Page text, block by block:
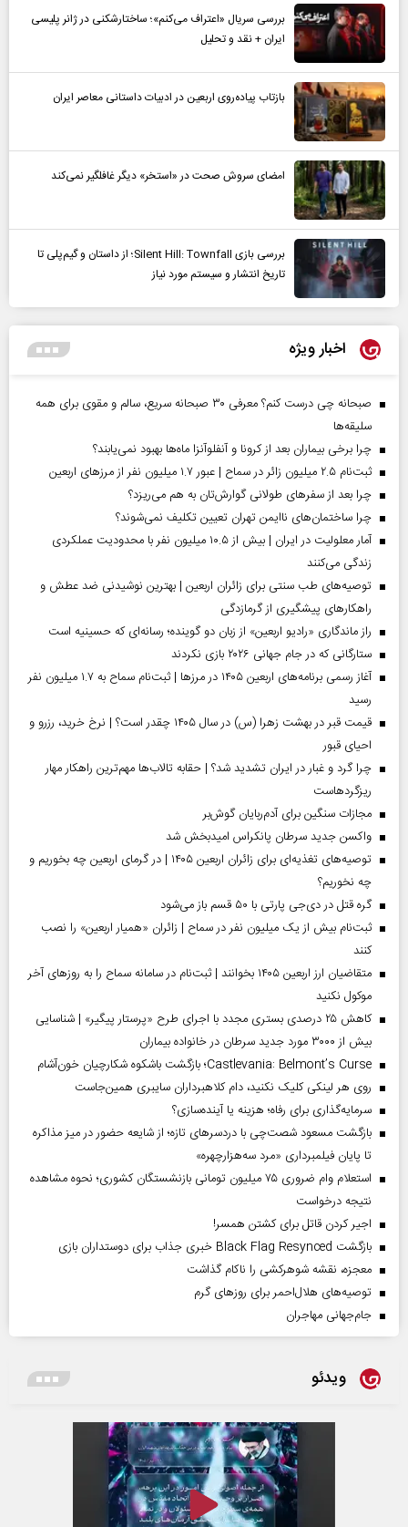
بررسی سریال «اعتراف می‌کنم»؛ ساختارشکنی در ژانر پلیسی
ایران + نقد و تحلیل
بازتاب پیاده‌روی اربعین در ادبیات داستانی معاصر ایران
امضای سروش صحت در «استخر» دیگر غافلگیر نمی‌کند
بررسی بازی Silent Hill: Townfall؛ از داستان و گیم‌پلی تا
تاریخ انتشار و سیستم مورد نیاز
اخبار ویژه
صبحانه چی درست کنم؟ معرفی ۳۰ صبحانه سریع، سالم و مقوی برای همه
سلیقه‌ها
چرا برخی بیماران بعد از کرونا و آنفلوآنزا ماه‌ها بهبود نمی‌یابند؟
ثبت‌نام ۲.۵ میلیون زائر در سماح | عبور ۱.۷ میلیون نفر از مرز‌های اربعین
چرا بعد از سفرهای طولانی گوارش‌تان به هم می‌ریزد؟
چرا ساختمان‌های ناایمن تهران تعیین تکلیف نمی‌شوند؟
آمار معلولیت در ایران | بیش از ۱۰.۵ میلیون نفر با محدودیت عملکردی
زندگی می‌کنند
توصیه‌های طب سنتی برای زائران اربعین | بهترین نوشیدنی ضد عطش و
راهکارهای پیشگیری از گرمازدگی
راز ماندگاری «رادیو اربعین» از زبان دو گوینده؛ رسانه‌ای که حسینیه است
ستارگانی که در جام جهانی ۲۰۲۶ بازی نکردند
آغاز رسمی برنامه‌های اربعین ۱۴۰۵ در مرز‌ها | ثبت‌نام سماح به ۱.۷ میلیون نفر
رسید
قیمت قبر در بهشت زهرا (س) در سال ۱۴۰۵ چقدر است؟ | نرخ خرید، رزرو و
احیای قبور
چرا گرد و غبار در ایران تشدید شد؟ | حقابه تالاب‌ها مهم‌ترین راهکار مهار
ریزگردهاست
مجازات سنگین برای آدم‌ربایان گوش‌بر
واکسن جدید سرطان پانکراس امیدبخش شد
توصیه‌های تغذیه‌ای برای زائران اربعین ۱۴۰۵ | در گرمای اربعین چه بخوریم و
چه نخوریم؟
گره قتل در دی‌جی پارتی با ۵۰ قسم باز می‌شود
ثبت‌نام بیش از یک میلیون نفر در سماح | زائران «همیار اربعین» را نصب
کنند
متقاضیان ارز اربعین ۱۴۰۵ بخوانند | ثبت‌نام در سامانه سماح را به روز‌های آخر
موکول نکنید
کاهش ۲۵ درصدی بستری مجدد با اجرای طرح «پرستار پیگیر» | شناسایی
بیش از ۳۰۰۰ مورد جدید سرطان در خانواده بیماران
Castlevania: Belmont’s Curse؛ بازگشت باشکوه شکارچیان خون‌آشام
روی هر لینکی کلیک نکنید، دام کلاهبرداران سایبری همین‌جاست
سرمایه‌گذاری برای رفاه؛ هزینه یا آینده‌سازی؟
بازگشت مسعود شصت‌چی با دردسر‌های تازه؛ از شایعه حضور در میز مذاکره
تا پایان فیلمبرداری «مرد سه‌هزارچهره»
استعلام وام ضروری ۷۵ میلیون تومانی بازنشستگان کشوری؛ نحوه مشاهده
نتیجه درخواست
اجیر کردن قاتل برای کشتن همسر!
بازگشت Black Flag Resynced خبری جذاب برای دوستداران بازی
معجزه، نقشه شوهرکشی را ناکام گذاشت
توصیه‌های هلال‌احمر برای روز‌های گرم
جام‌جهانی مهاجران
ویدئو